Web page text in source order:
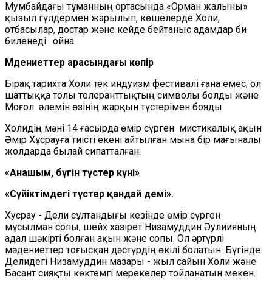
Мумбайдағы тұманның ортасында «Орман жалыны»
қызыл гүлдермен жарылып, көшелерде Холи,
отбасылар, достар және кейде бейтаныс адамдар би
биленеді. ойна
Мәдениеттер арасындағы көпір
Бірақ тарихта Холи тек индуизм фестивалі ғана емес; ол
шаттыққа толы толеранттықтың символы болды және
Моғол әлемін өзінің жарқын түстерімен бояды.
Холидің мәні 14 ғасырда өмір сүрген мистикалық ақын
Әмір Хұсрауға тиісті екені айтылған мына бір мағыналы
жолдарда былай сипатталған:
«Анашым, бүгін түстер күні»
«Сүйіктімдегі түстер қандай әдемі».
Хусрау - Дели сұлтандығы кезінде өмір сүрген
мұсылман сопы, шейх хазірет Низамуддин Әулиияның
адал шәкірті болған ақын және сопы. Ол әртүрлі
мәдениеттер тоғысқан дәстүрдің өкілі болатын. Бүгінде
Делидегі Низамуддин мазары - жыл сайын Холи және
Басант сияқты көктемгі мерекелер тойланатын мекен.